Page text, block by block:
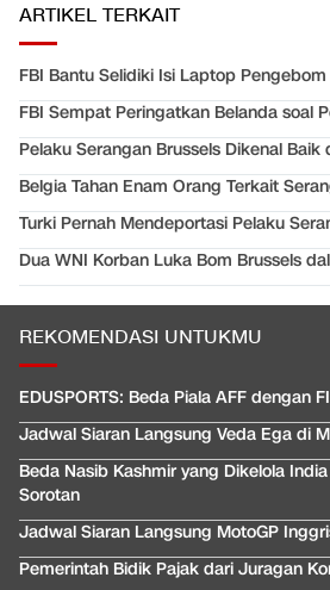
ARTIKEL TERKAIT
FBI Bantu Selidiki Isi Laptop
FBI Sempat Peringatkan Belanda soal
Pelaku Serangan Brussels Dikenal Baik
Belgia Tahan Enam Orang Terkait
Turki Pernah Mendeportasi Pelaku
Dua WNI Korban Luka Bom Brussels
REKOMENDASI UNTUKMU
EDUSPORTS: Beda Piala AFF dengan
Jadwal Siaran Langsung Veda Ega di
Beda Nasib Kashmir yang Dikelola
Sorotan
Jadwal Siaran Langsung MotoGP
Pemerintah Bidik Pajak dari Juragan